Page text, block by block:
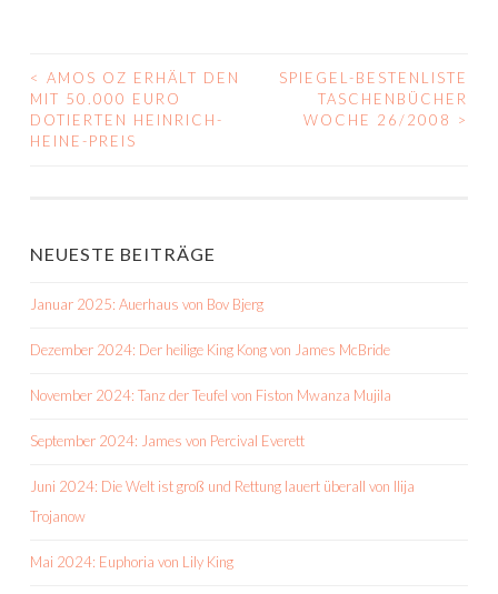
BEITRAGS-
NAVIGATION
< AMOS OZ ERHÄLT DEN
MIT 50.000 EURO
DOTIERTEN HEINRICH-
HEINE-PREIS
SPIEGEL-BESTENLISTE
TASCHENBÜCHER
WOCHE 26/2008
>
NEUESTE BEITRÄGE
Januar 2025: Auerhaus von Bov Bjerg
Dezember 2024: Der heilige King Kong von James McBride
November 2024: Tanz der Teufel von Fiston Mwanza Mujila
September 2024: James von Percival Everett
Juni 2024: Die Welt ist groß und Rettung lauert überall von Ilija
Trojanow
Mai 2024: Euphoria von Lily King